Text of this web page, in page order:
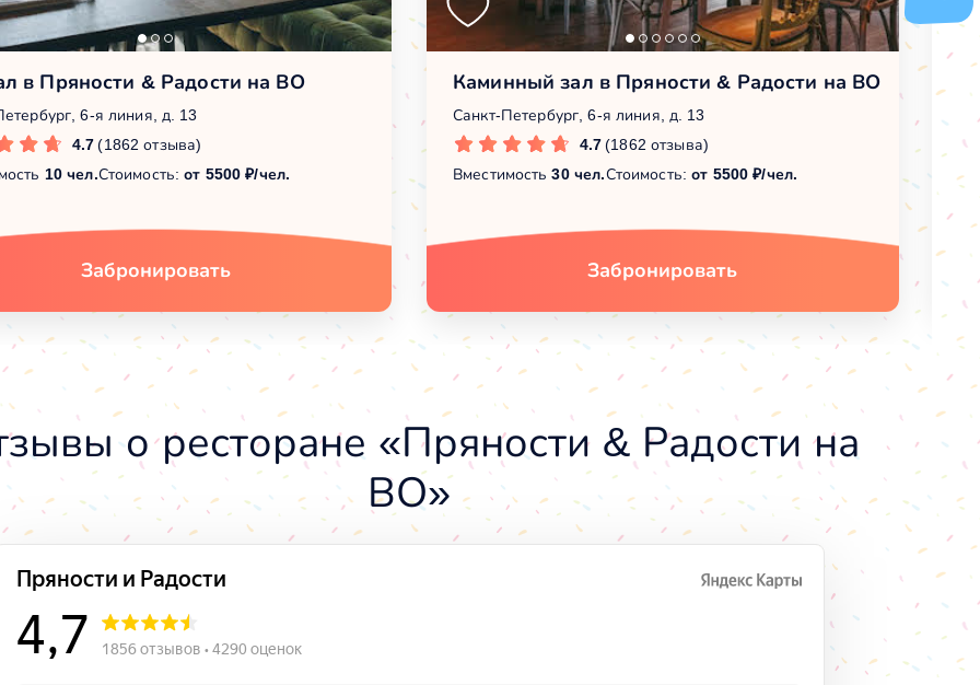
в Пряности & Радости на ВО
6-я линия, д. 13
4.7 (1862 отзыва)
10 чел.Стоимость:от 5500 ₽/чел.
Забронировать
Каминный зал в Пряности & Радости на ВО
Санкт-Петербург, 6-я линия, д. 13
4.7 (1862 отзыва)
Вместимость30 чел.Стоимость:от 5500 ₽/чел.
Забронировать
о ресторане «Пряности & Радости на
ВО»